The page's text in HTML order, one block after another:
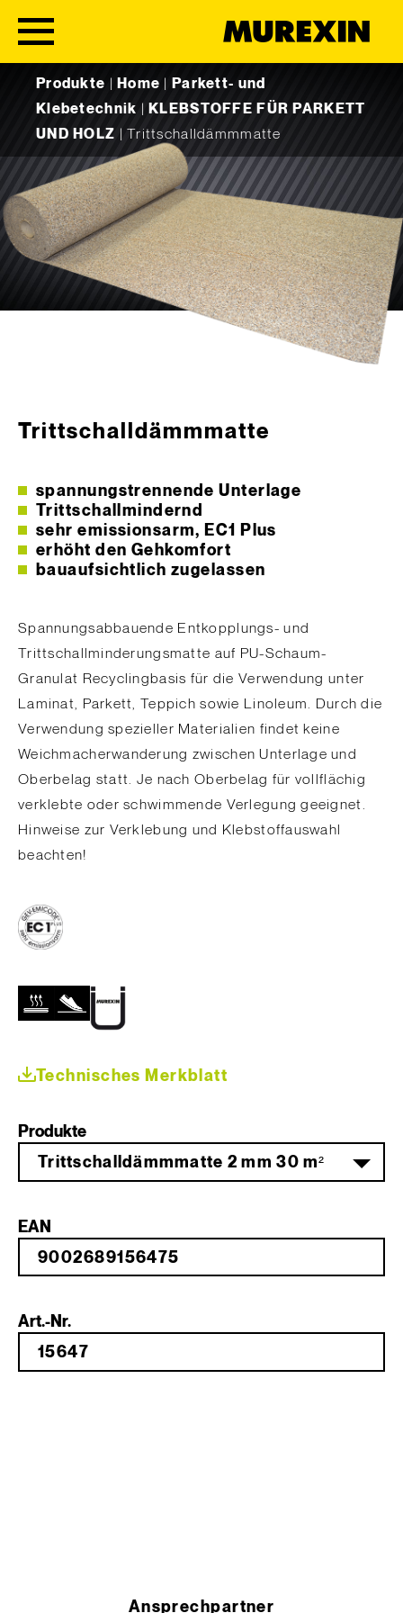
Produkte
Home
Parkett- und
Klebetechnik
KLEBSTOFFE FÜR PARKETT
UND HOLZ |Trittschalldämmmatte
Trittschalldämmmatte
spannungstrennende Unterlage
Trittschallmindernd
sehr emissionsarm, EC1 Plus
erhöht den Gehkomfort
bauaufsichtlich zugelassen
Spannungsabbauende Entkopplungs- und
Trittschallminderungsmatte auf PU-Schaum-
Granulat Recyclingbasis für die Verwendung unter
Laminat, Parkett, Teppich sowie Linoleum. Durch die
Verwendung spezieller Materialien findet keine
Weichmacherwanderung zwischen Unterlage und
Oberbelag statt. Je nach Oberbelag für vollflächig
verklebte oder schwimmende Verlegung geeignet.
Hinweise zur Verklebung und Klebstoffauswahl
beachten!
Technisches Merkblatt
Produkte
Trittschalldämmmatte 2 mm 30 m²
EAN
Art.-Nr.
Ansprechpartner